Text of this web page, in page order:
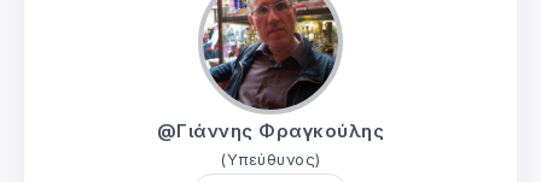
@Γιάννης Φραγκούλης
(Υπεύθυνος)